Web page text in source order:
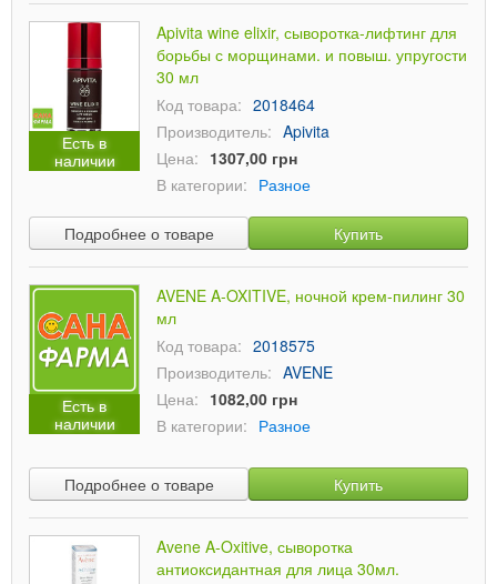
Есть в
наличии
Apivita wine elixir, сыворотка-лифтинг для
борьбы с морщинами. и повыш. упругости
30 мл
Код товара: 2018464
Производитель: Apivita
Цена: 1307,00 грн
В категории: Разное
Подробнее о товаре Купить
Есть в
наличии
AVENE A-OXITIVE, ночной крем-пилинг 30
мл
Код товара: 2018575
Производитель: AVENE
Цена: 1082,00 грн
В категории: Разное
Подробнее о товаре Купить
Avene A-Oxitive, сыворотка
антиоксидантная для лица 30мл.